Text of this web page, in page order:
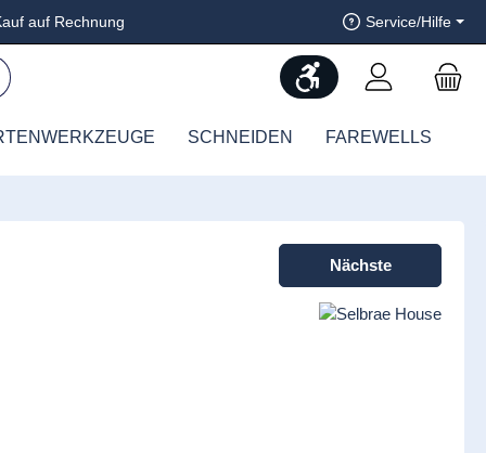
auf Rechnung Service/Hilfe
Werkzeugleiste
SCHNEIDEN FAREWELLS
Nächste